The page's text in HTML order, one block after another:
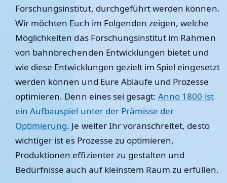
Forschungsinstitut, durchgeführt werden können.
Wir möchten Euch im Folgenden zeigen, welche
Möglichkeiten das Forschungsinstitut im Rahmen
von bahnbrechenden Entwicklungen bietet und
wie diese Entwicklungen gezielt im Spiel eingesetzt
werden können und Eure Abläufe und Prozesse
optimieren. Denn eines sei gesagt:Anno 1800 ist
ein Aufbauspiel unter der Prämisse der
Optimierung. Je weiter Ihr voranschreitet, desto
wichtiger ist es Prozesse zu optimieren,
Produktionen effizienter zu gestalten und
Bedürfnisse auch auf kleinstem Raum zu erfüllen.